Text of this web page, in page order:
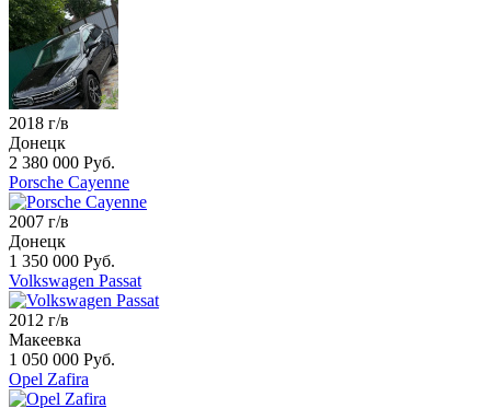
2018 г/в
Донецк
2 380 000 Руб.
Porsche Cayenne
2007 г/в
Донецк
1 350 000 Руб.
Volkswagen Passat
2012 г/в
Макеевка
1 050 000 Руб.
Opel Zafira